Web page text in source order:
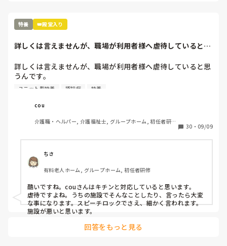
特養 👑殿堂入り
詳しくは言えませんが、職場が利用者様へ虐待していると思
詳しくは言えませんが、職場が利用者様へ虐待していると思
うんです。
時間我慢させる
・転倒の危険がある方へ三回立ち上がりを注意すると床に座
・漏れそうと言う方にオムツだから漏らしていいよと言う
言い方も命令口調で聞くに耐えません。
がやりたかった介護じゃないので、私はトイレ頻回の方には
ユニット型特養 認知症 特養
cou
介護職・ヘルパー, 介護福祉士, グループホーム, 初任者研
30 ・ 09/09
ちさ
有料老人ホーム, グループホーム, 初任者研修
酷いですね。couさんはキチンと対応していると思います。
虐待ですよね。うちの施設でそんなことしたり、言ったら大変
な事になります。スピーチロックでさえ、細かく言われます。
施設が悪いと思います。
回答をもっと見る